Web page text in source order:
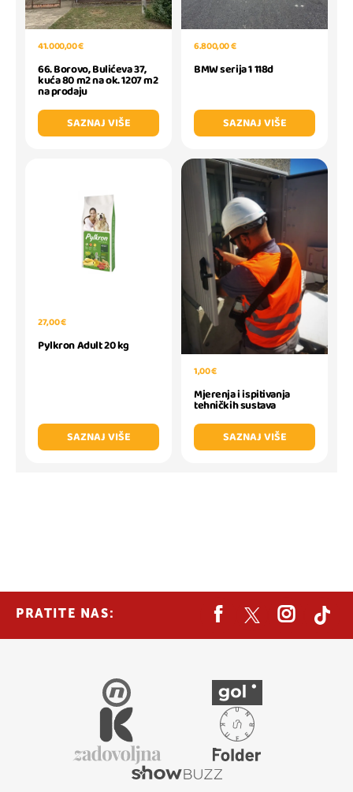
41.000,00 €
66. Borovo, Bulićeva 37,
kuća 80 m2 na ok. 1207 m2
na prodaju
SAZNAJ VIŠE
6.800,00 €
BMW serija 1 118d
SAZNAJ VIŠE
27,00 €
Pylkron Adult 20 kg
SAZNAJ VIŠE
1,00 €
Mjerenja i ispitivanja
tehničkih sustava
SAZNAJ VIŠE
PRATITE NAS: